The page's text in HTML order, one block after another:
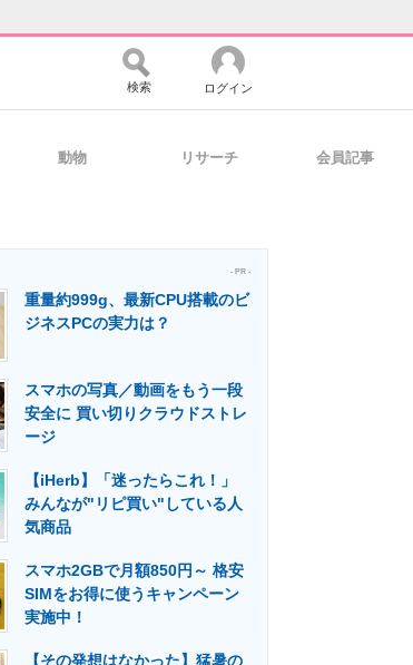
マーケ×ITの今がよく分かる
建設×テクノロジーの最前線
検索 ログイン
動物 リサーチ 会員記事
- PR -
重量約999g、最新CPU搭載のビ
ジネスPCの実力は？
スマホの写真／動画をもう一段
安全に 買い切りクラウドストレ
ージ
【iHerb】「迷ったらこれ！」
みんなが"リピ買い"している人
気商品
スマホ2GBで月額850円～ 格安
SIMをお得に使うキャンペーン
実施中！
【その発想はなかった】猛暑の